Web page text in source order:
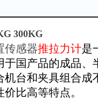
300KG
传感器推拉力计是
于国产品的成品、
台和夹具组合
比高等特点。